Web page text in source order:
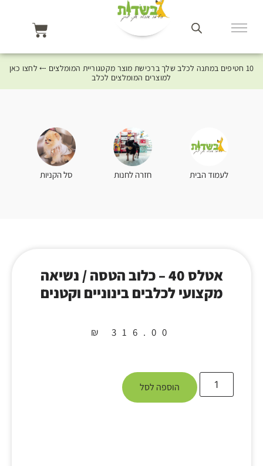
10 חטיפים במתנה לכלב שלך ברכישת מוצר מקטגוריית המומלצים ⤎ לחצו כאן
למוצרים המומלצים לכלב
לעמוד הבית חזרה לחנות סל הקניות
אטלס 40 – כלוב הטסה / נשיאה
מקצועי לכלבים בינוניים וקטנים
₪ 316.00
הוספה לסל